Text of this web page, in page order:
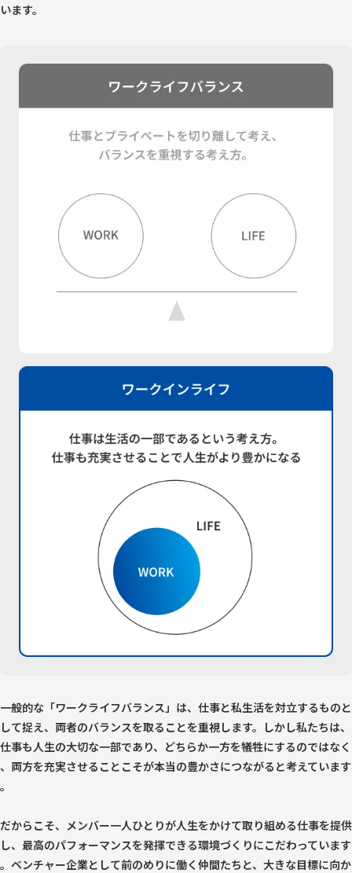
います。
一般的な「ワークライフバランス」は、仕事と私生活を対立するものと
して捉え、両者のバランスを取ることを重視します。しかし私たちは、
仕事も人生の大切な一部であり、どちらか一方を犠牲にするのではなく
、両方を充実させることこそが本当の豊かさにつながると考えています
。
だからこそ、メンバー一人ひとりが人生をかけて取り組める仕事を提供
し、最高のパフォーマンスを発揮できる環境づくりにこだわっています
。ベンチャー企業として前のめりに働く仲間たちと、大きな目標に向か